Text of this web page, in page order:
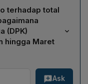
Negara (Himbara).
pemerintah,
sekitar 9,6%.
di bawah Rp100
sebesar 1,84%
porsi simpanan di
dari total simpanan
yang relatif kecil
terhadap total
(DPK)
hingga Maret
dengan porsi
nasional.Ask